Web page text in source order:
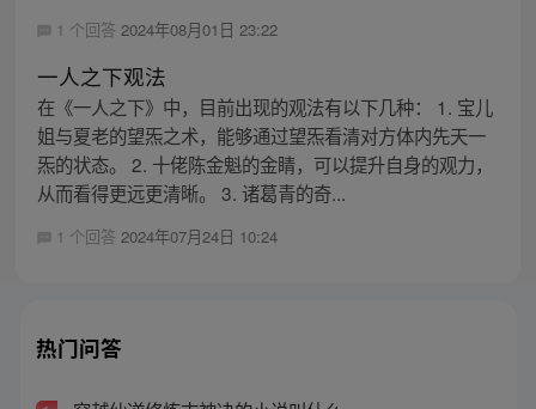
1 个回答 2024年08月01日 23:22
一人之下观法
在《一人之下》中，目前出现的观法有以下几种： 1. 宝儿
姐与夏老的望炁之术，能够通过望炁看清对方体内先天一
炁的状态。 2. 十佬陈金魁的金睛，可以提升自身的观力，
从而看得更远更清晰。 3. 诸葛青的奇...
1 个回答 2024年07月24日 10:24
热门问答